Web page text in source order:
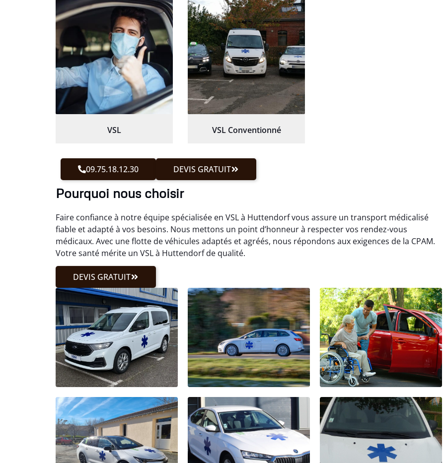
VSL VSL Conventionné
09.75.18.12.30 DEVIS GRATUIT
Pourquoi nous choisir
Faire confiance à notre équipe spécialisée en VSL à Huttendorf vous assure un transport médicalisé
fiable et adapté à vos besoins. Nous mettons un point d’honneur à respecter vos rendez-vous
médicaux. Avec une flotte de véhicules adaptés et agréés, nous répondons aux exigences de la CPAM.
Votre santé mérite un VSL à Huttendorf de qualité.
DEVIS GRATUIT